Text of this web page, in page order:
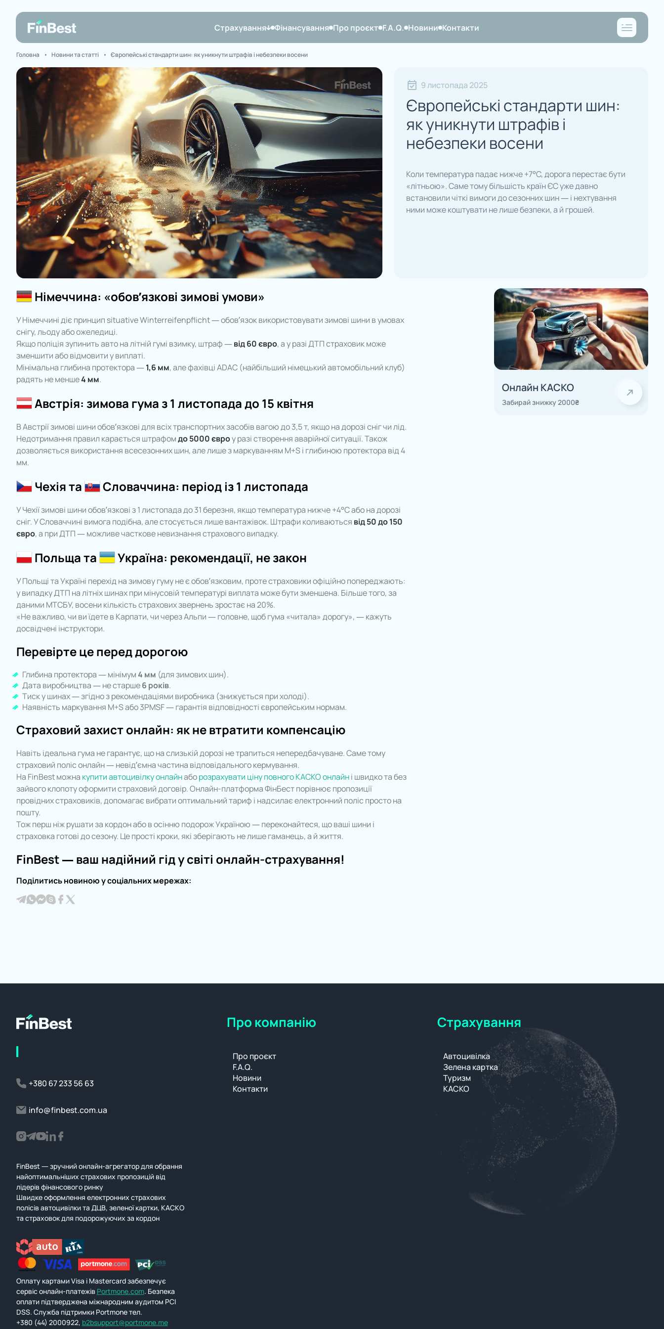
Страхування Фінансування Про проєкт F.A.Q. Новини Контакти
Головна Новини та статті Європейські стандарти шин: як уникнути штрафів і небезпеки восени
9 листопада 2025
Європейські стандарти шин:
як уникнути штрафів і
небезпеки восени
Коли температура падає нижче +7°C, дорога перестає бути
«літньою». Саме тому більшість країн ЄС уже давно
встановили чіткі вимоги до сезонних шин — і нехтування
ними може коштувати не лише безпеки, а й грошей.
Німеччина: «обов’язкові зимові умови»
У Німеччині діє принцип situative Winterreifenpflicht — обов’язок використовувати зимові шини в умовах
снігу, льоду або ожеледиці.
Якщо поліція зупинить авто на літній гумі взимку, штраф —від 60 євро, а у разі ДТП страховик може
зменшити або відмовити у виплаті.
Мінімальна глибина протектора —1,6 мм, але фахівці ADAC (найбільший німецький автомобільний клуб)
радять не менше4 мм.
Австрія: зимова гума з 1 листопада до 15 квітня
В Австрії зимові шини обов’язкові для всіх транспортних засобів вагою до 3,5 т, якщо на дорозі сніг чи лід.
Недотримання правил карається штрафомдо 5000 євроу разі створення аварійної ситуації. Також
дозволяється використання всесезонних шин, але лише з маркуванням M+S і глибиною протектора від 4
мм.
Чехія та Словаччина: період із 1 листопада
У Чехії зимові шини обов’язкові з 1 листопада до 31 березня, якщо температура нижче +4°C або на дорозі
сніг. У Словаччині вимога подібна, але стосується лише вантажівок. Штрафи коливаються від 50 до 150
євро, а при ДТП — можливе часткове невизнання страхового випадку.
Польща та Україна: рекомендації, не закон
У Польщі та Україні перехід на зимову гуму не є обов’язковим, проте страховики офіційно попереджають:
у випадку ДТП на літніх шинах при мінусовій температурі виплата може бути зменшена. Більше того, за
даними МТСБУ, восени кількість страхових звернень зростає на 20%.
«Не важливо, чи ви їдете в Карпати, чи через Альпи — головне, щоб гума «читала» дорогу», — кажуть
досвідчені інструктори.
Перевірте це перед дорогою
Глибина протектора — мінімум4 мм (для зимових шин).
Дата виробництва — не старше6 років.
Тиск у шинах — згідно з рекомендаціями виробника (знижується при холоді).
Наявність маркування M+S або 3PMSF — гарантія відповідності європейським нормам.
Страховий захист онлайн: як не втратити компенсацію
Навіть ідеальна гума не гарантує, що на слизькій дорозі не трапиться непередбачуване. Саме тому
страховий поліс онлайн — невід’ємна частина відповідального кермування.
На FinBest можна купити автоцивілку онлайнаборозрахувати ціну повного КАСКО онлайні швидко та без
зайвого клопоту оформити страховий договір. Онлайн-платформа ФінБест порівнює пропозиції
провідних страховиків, допомагає вибрати оптимальний тариф і надсилає електронний поліс просто на
пошту.
Тож перш ніж рушати за кордон або в осінню подорож Україною — переконайтеся, що ваші шини і
страховка готові до сезону. Це прості кроки, які зберігають не лише гаманець, а й життя.
FinBest — ваш надійний гід у світі онлайн-страхування!
Онлайн КАСКО
Забирай знижку 2000₴
Поділитись новиною у соціальних мережах:
+380 67 233 56 63
info@finbest.com.ua
FinBest — зручний онлайн-агрегатор для обрання
найоптимальніших страхових пропозицій від
лідерів фінансового ринку
Швидке оформлення електронних страхових
полісів автоцивілки та ДЦВ, зеленої картки, КАСКО
та страховок для подорожуючих за кордон
Оплату картами Visa і Mastercard забезпечує
сервіс онлайн-платежів Portmone.com. Безпека
оплати підтверджена міжнародним аудитом PCI
DSS. Служба підтримки Portmone тел.
+380 (44) 2000922, b2bsupport@portmone.me
Про компанію
Про проєкт
F.A.Q.
Новини
Контакти
Страхування
Автоцивілка
Зелена картка
Туризм
КАСКО